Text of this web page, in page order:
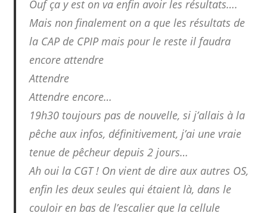
Ouf ça y est on va enfin avoir les résultats….
Mais non finalement on a que les résultats de
la CAP de CPIP mais pour le reste il faudra
encore attendre
Attendre
Attendre encore…
19h30 toujours pas de nouvelle, si j’allais à la
pêche aux infos, définitivement, j’ai une vraie
tenue de pêcheur depuis 2 jours…
Ah oui la CGT ! On vient de dire aux autres OS,
enfin les deux seules qui étaient là, dans le
couloir en bas de l’escalier que la cellule